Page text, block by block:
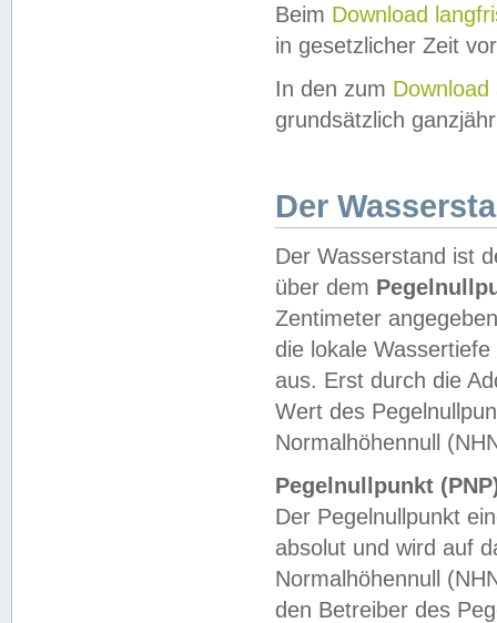
Beim Download
in gesetzlicher Zeit
In den zum Download
grundsätzlich
Der
Der Wasserstand ist
über dem
Zentimeter
die lokale
aus. Erst durch die
Wert des
Normalhöhennull
Pegelnullpunkt
Der Pegelnullpunkt
absolut und wird auf
Normalhöhennull
den Betreiber des